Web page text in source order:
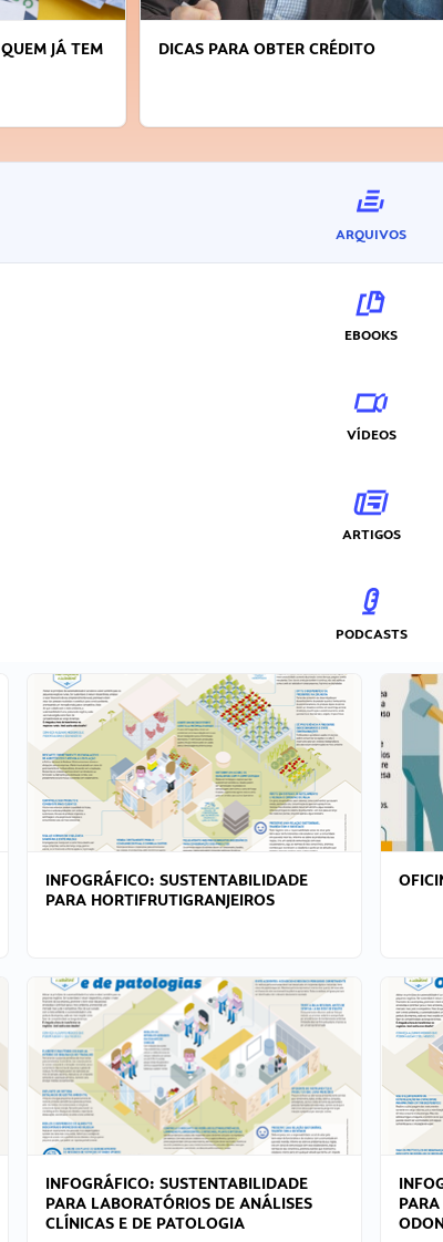
JÁ TEM
DICAS PARA OBTER CRÉDITO
ARQUIVOS
EBOOKS
VÍDEOS
ARTIGOS
PODCASTS
INFOGRÁFICO: SUSTENTABILIDADE
PARA HORTIFRUTIGRANJEIROS
INFOGRÁFICO: SUSTENTABILIDADE
PARA LABORATÓRIOS DE ANÁLISES
CLÍNICAS E DE PATOLOGIA